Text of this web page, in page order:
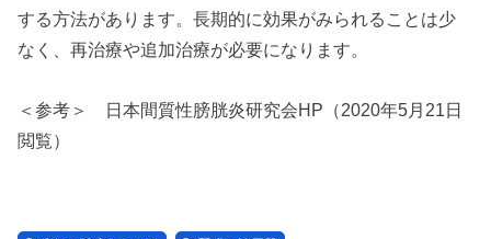
する方法があります。長期的に効果がみられることは少
なく、再治療や追加治療が必要になります。
＜参考＞ 日本間質性膀胱炎研究会HP（2020年5月21日
閲覧）